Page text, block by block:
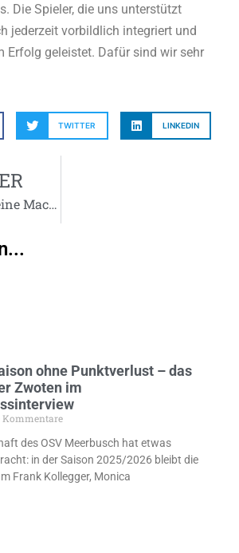
Die Spieler, die uns unterstützt
jederzeit vorbildlich integriert und
Erfolg geleistet. Dafür sind wir sehr
TWITTER LINKEDIN
Zuhause eine Macht – Trainer Dominik Voigt im Saisonabschlussinterview
ohne Punktverlust – das
Zwoten im
Kommentare
des OSV Meerbusch hat etwas
in der Saison 2025/2026 bleibt die
Frank Kollegger, Monica